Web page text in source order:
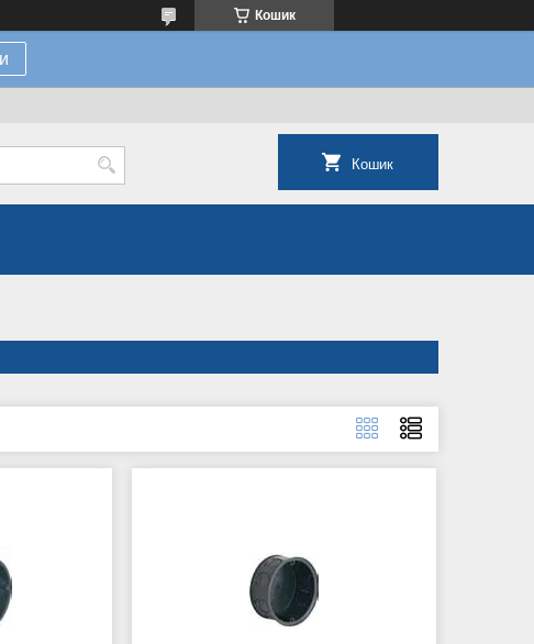
Кошик
Кошик